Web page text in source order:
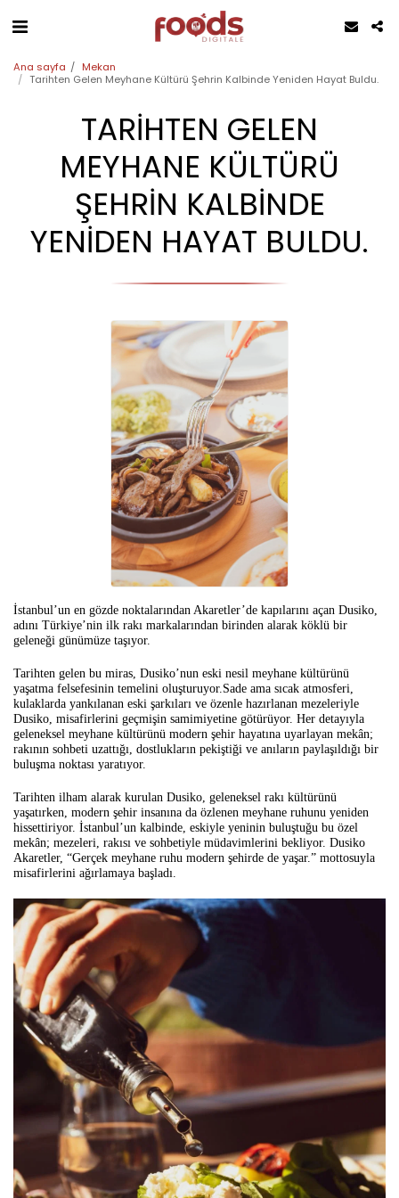
Ana sayfa
Mekan
Tarihten Gelen Meyhane Kültürü Şehrin Kalbinde Yeniden Hayat Buldu.
TARIHTEN GELEN
MEYHANE KÜLTÜRÜ
ŞEHRIN KALBINDE
YENIDEN HAYAT BULDU.
İstanbul’un en gözde noktalarından Akaretler’de kapılarını açan Dusiko,
adını Türkiye’nin ilk rakı markalarından birinden alarak köklü bir
geleneği günümüze taşıyor.
Tarihten gelen bu miras, Dusiko’nun eski nesil meyhane kültürünü
yaşatma felsefesinin temelini oluşturuyor. Sade ama sıcak atmosferi,
kulaklarda yankılanan eski şarkıları ve özenle hazırlanan mezeleriyle
Dusiko, misafirlerini geçmişin samimiyetine götürüyor. Her detayıyla
geleneksel meyhane kültürünü modern şehir hayatına uyarlayan mekân;
rakının sohbeti uzattığı, dostlukların pekiştiği ve anıların paylaşıldığı bir
buluşma noktası yaratıyor.
Tarihten ilham alarak kurulan Dusiko, geleneksel rakı kültürünü
yaşatırken, modern şehir insanına da özlenen meyhane ruhunu yeniden
hissettiriyor. İstanbul’un kalbinde, eskiyle yeninin buluştuğu bu özel
mekân; mezeleri, rakısı ve sohbetiyle müdavimlerini bekliyor. Dusiko
Akaretler, “Gerçek meyhane ruhu modern şehirde de yaşar.” mottosuyla
misafirlerini ağırlamaya başladı.